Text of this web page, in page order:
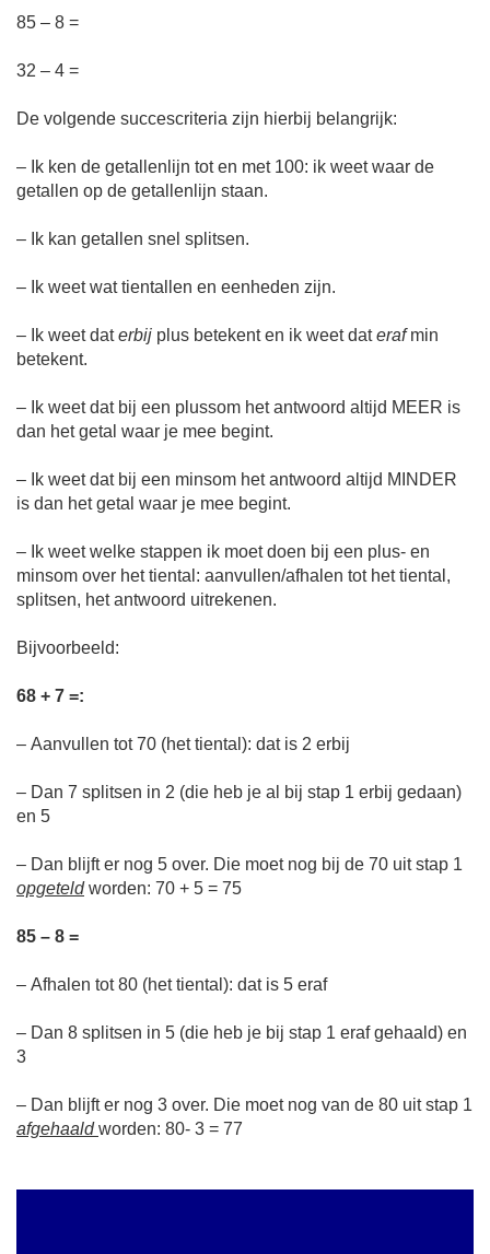
85 – 8 =
32 – 4 =
De volgende succescriteria zijn hierbij belangrijk:
– Ik ken de getallenlijn tot en met 100: ik weet waar de
getallen op de getallenlijn staan.
– Ik kan getallen snel splitsen.
– Ik weet wat tientallen en eenheden zijn.
– Ik weet daterbij plus betekent en ik weet daterafmin
betekent.
– Ik weet dat bij een plussom het antwoord altijd MEER is
dan het getal waar je mee begint.
– Ik weet dat bij een minsom het antwoord altijd MINDER
is dan het getal waar je mee begint.
– Ik weet welke stappen ik moet doen bij een plus- en
minsom over het tiental: aanvullen/afhalen tot het tiental,
splitsen, het antwoord uitrekenen.
Bijvoorbeeld:
68 + 7 =:
– Aanvullen tot 70 (het tiental): dat is 2 erbij
– Dan 7 splitsen in 2 (die heb je al bij stap 1 erbij gedaan)
en 5
– Dan blijft er nog 5 over. Die moet nog bij de 70 uit stap 1
opgeteldworden: 70 + 5 = 75
85 – 8 =
– Afhalen tot 80 (het tiental): dat is 5 eraf
– Dan 8 splitsen in 5 (die heb je bij stap 1 eraf gehaald) en
3
– Dan blijft er nog 3 over. Die moet nog van de 80 uit stap 1
afgehaaldworden: 80- 3 = 77